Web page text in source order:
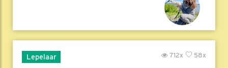
Lepelaar 58x
712x